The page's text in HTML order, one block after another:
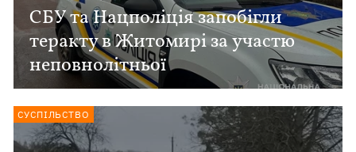
СБУ та Нацполіція запобігли
теракту в Житомирі за участю
неповнолітньої
СУСПІЛЬСТВО